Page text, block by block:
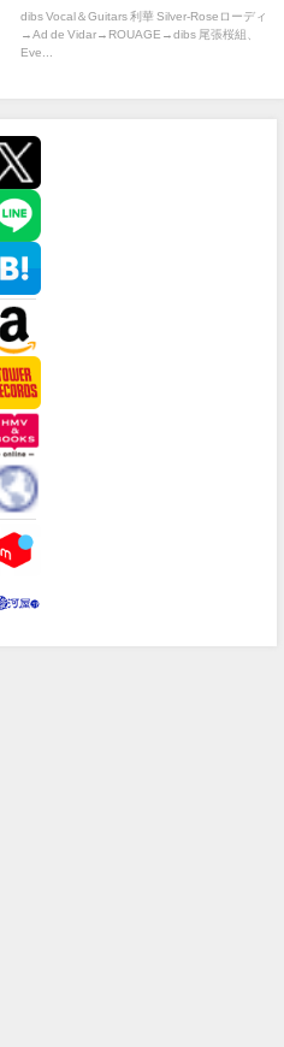
dibs Vocal＆Guitars 利華 Silver-Roseローディ
→Ad de Vidar→ROUAGE→dibs 尾張桜組、
Eve...